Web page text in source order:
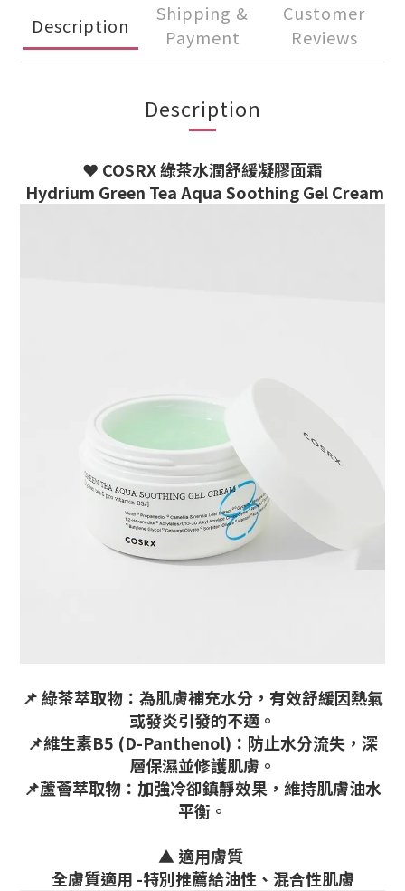
Description
Shipping &
Payment
Customer
Reviews
Description
❤️ COSRX 綠茶水潤舒緩凝膠面霜
Hydrium Green Tea Aqua Soothing Gel Cream
📌綠茶萃取物：為肌膚補充水分，有效舒緩因熱氣
或發炎引發的不適。
📌維生素B5 (D-Panthenol)：防止水分流失，深
層保濕並修護肌膚。
📌蘆薈萃取物：加強冷卻鎮靜效果，維持肌膚油水
平衡。
▲ 適用膚質
全膚質適用 -特別推薦給油性、混合性肌膚